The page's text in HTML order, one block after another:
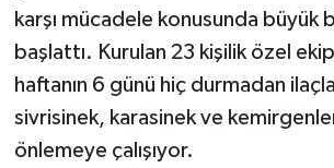
karşı mücadele konusunda büyük
başlattı. Kurulan 23 kişilik özel
haftanın 6 günü hiç durmadan
sivrisinek, karasinek ve
önlemeye çalışıyor.